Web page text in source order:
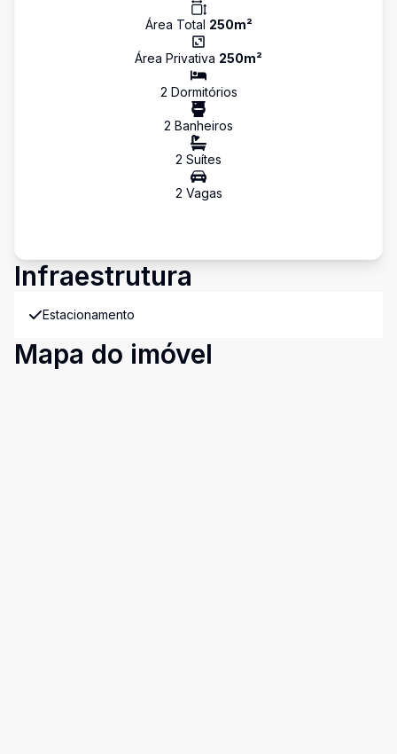
Área Total 250m²
Área Privativa 250m²
2 Dormitórios
2 Banheiros
2 Suítes
2 Vagas
Infraestrutura
Estacionamento
Mapa do imóvel